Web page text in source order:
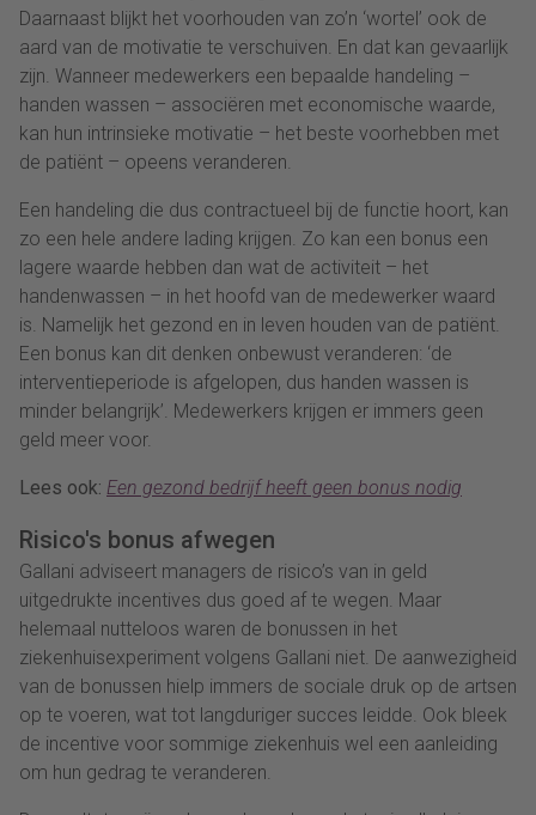
Daarnaast blijkt het voorhouden van zo’n ‘wortel’ ook de
aard van de motivatie te verschuiven. En dat kan gevaarlijk
zijn. Wanneer medewerkers een bepaalde handeling –
handen wassen – associëren met economische waarde,
kan hun intrinsieke motivatie – het beste voorhebben met
de patiënt – opeens veranderen.
Een handeling die dus contractueel bij de functie hoort, kan
zo een hele andere lading krijgen. Zo kan een bonus een
lagere waarde hebben dan wat de activiteit – het
handenwassen – in het hoofd van de medewerker waard
is. Namelijk het gezond en in leven houden van de patiënt.
Een bonus kan dit denken onbewust veranderen: ‘de
interventieperiode is afgelopen, dus handen wassen is
minder belangrijk’. Medewerkers krijgen er immers geen
geld meer voor.
Lees ook: Een gezond bedrijf heeft geen bonus nodig
Risico's bonus afwegen
Gallani adviseert managers de risico’s van in geld
uitgedrukte incentives dus goed af te wegen. Maar
helemaal nutteloos waren de bonussen in het
ziekenhuisexperiment volgens Gallani niet. De aanwezigheid
van de bonussen hielp immers de sociale druk op de artsen
op te voeren, wat tot langduriger succes leidde. Ook bleek
de incentive voor sommige ziekenhuis wel een aanleiding
om hun gedrag te veranderen.